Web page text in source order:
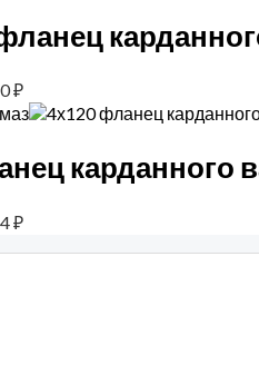
₽
карданного
₽